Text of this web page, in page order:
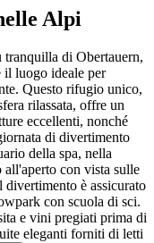
Alpi
tranquilla di Obertauern,
il luogo ideale per
Questo rifugio unico,
rilassata, offre un
eccellenti, nonché
di divertimento
della spa, nella
all'aperto con vista sulle
è assicurato
con scuola di sci.
e vini pregiati prima di
eleganti forniti di letti